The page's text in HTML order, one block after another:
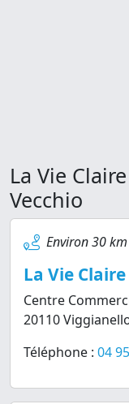
La Vie
Vecchio
Environ 30
La Vie
Centre
20110
Téléphone : 04